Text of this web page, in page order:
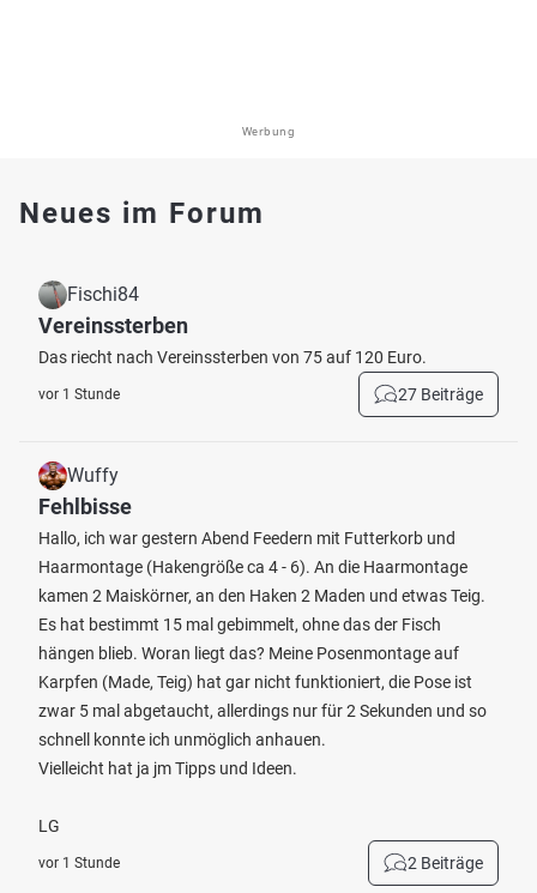
Werbung
Neues im Forum
Fischi84
Vereinssterben
Das riecht nach Vereinssterben von 75 auf 120 Euro.
vor 1 Stunde 27 Beiträge
Wuffy
Fehlbisse
Hallo, ich war gestern Abend Feedern mit Futterkorb und
Haarmontage (Hakengröße ca 4 - 6). An die Haarmontage
kamen 2 Maiskörner, an den Haken 2 Maden und etwas Teig.
Es hat bestimmt 15 mal gebimmelt, ohne das der Fisch
hängen blieb. Woran liegt das? Meine Posenmontage auf
Karpfen (Made, Teig) hat gar nicht funktioniert, die Pose ist
zwar 5 mal abgetaucht, allerdings nur für 2 Sekunden und so
schnell konnte ich unmöglich anhauen.
Vielleicht hat ja jm Tipps und Ideen.
LG
vor 1 Stunde 2 Beiträge